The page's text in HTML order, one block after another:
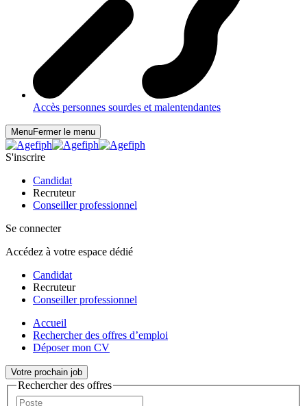
Accès personnes sourdes et malentendantes
MenuFermer le menu
S'inscrire
Candidat
Recruteur
Conseiller professionnel
Se connecter
Accédez à votre espace dédié
Candidat
Recruteur
Conseiller professionnel
Accueil
Rechercher des offres d’emploi
Déposer mon CV
Votre prochain job
Rechercher des offres